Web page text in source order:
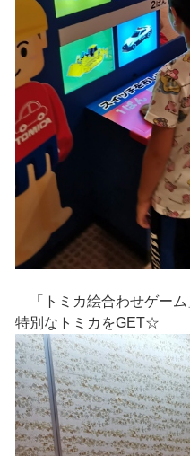
「トミカ絵合わせゲーム
特別なトミカをGET☆